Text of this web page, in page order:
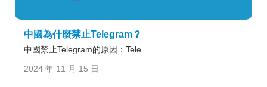
中國為什麼禁止Telegram？
中國禁止Telegram的原因：Tele...
2024 年 11 月 15 日